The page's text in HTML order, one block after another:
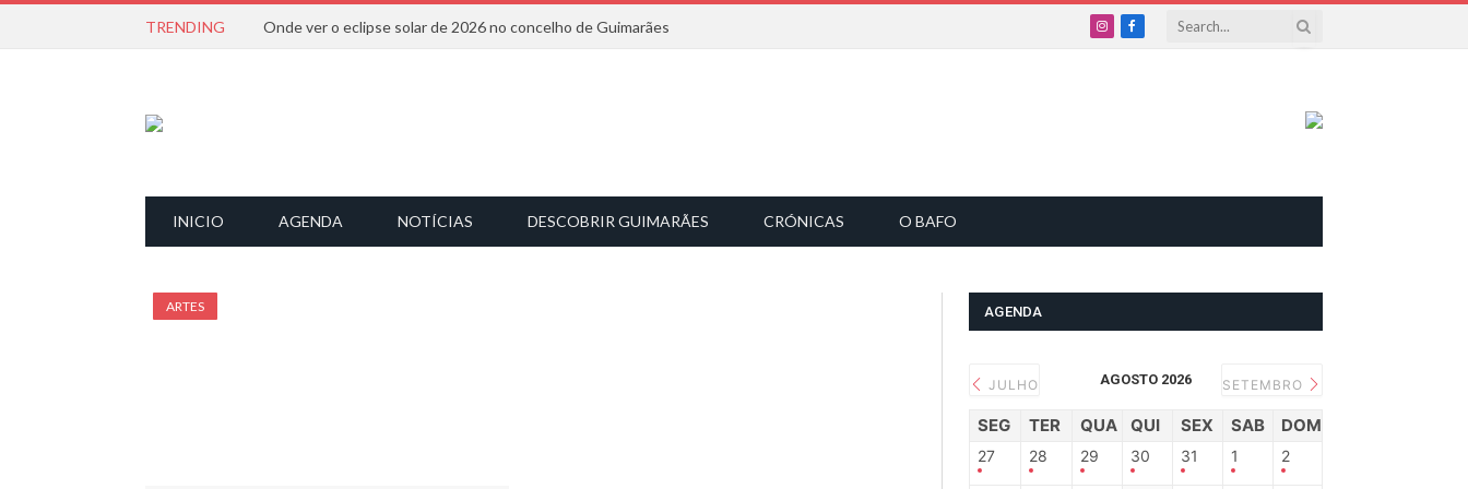
TRENDING Onde ver o eclipse solar de 2026 no concelho de Guimarães
InstagramFacebook
INICIO AGENDA NOTÍCIAS DESCOBRIR GUIMARÃES CRÓNICAS O BAFO
ARTES AGENDA
JULHO AGOSTO 2026 SETEMBRO
SEG TER QUA QUI SEX SAB DOM
27 28 29 30 31 1 2